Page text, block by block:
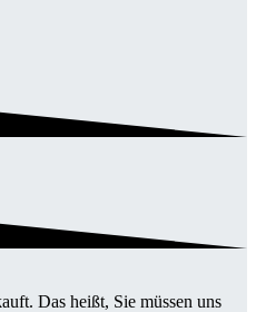
Das heißt, Sie müssen uns